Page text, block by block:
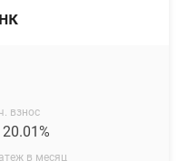
взнос
в месяц